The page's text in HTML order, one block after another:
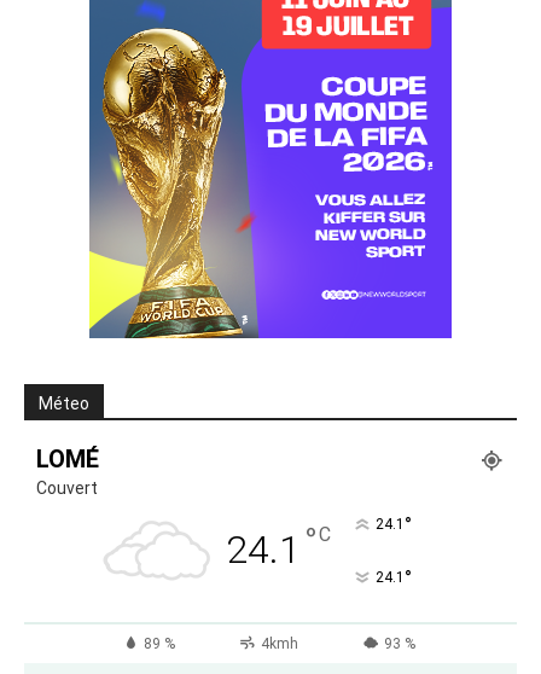
Méteo
LOMÉ
Couvert
24.1 °C 24.1 °
24.1 °
89 % 4kmh 93 %